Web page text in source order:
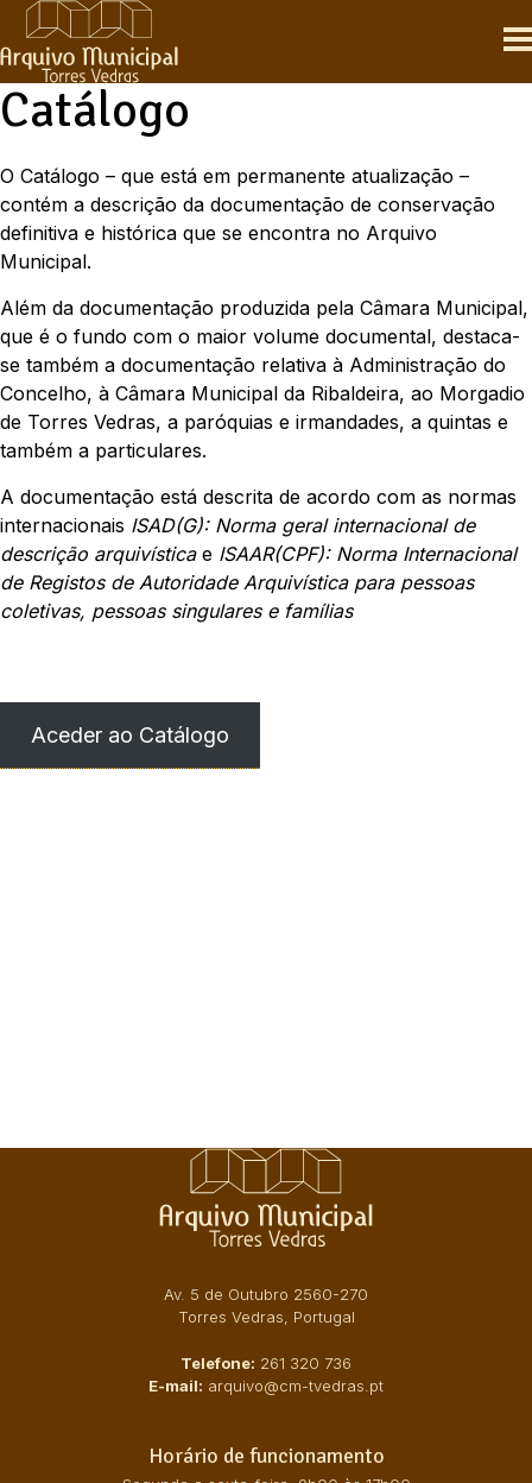
Skip
to
content
Catálogo
O Catálogo – que está em permanente atualização –
contém a descrição da documentação de conservação
definitiva e histórica que se encontra no Arquivo
Municipal.
Além da documentação produzida pela Câmara Municipal,
que é o fundo com o maior volume documental, destaca-
se também a documentação relativa à Administração do
Concelho, à Câmara Municipal da Ribaldeira, ao Morgadio
de Torres Vedras, a paróquias e irmandades, a quintas e
também a particulares.
A documentação está descrita de acordo com as normas
internacionais ISAD(G): Norma geral internacional de
descrição arquivísticae ISAAR(CPF): Norma Internacional
de Registos de Autoridade Arquivística para pessoas
coletivas, pessoas singulares e famílias
Aceder ao Catálogo
Av. 5 de Outubro 2560-270
Torres Vedras, Portugal
Telefone: 261 320 736
E-mail: arquivo@cm-tvedras.pt
Horário de funcionamento